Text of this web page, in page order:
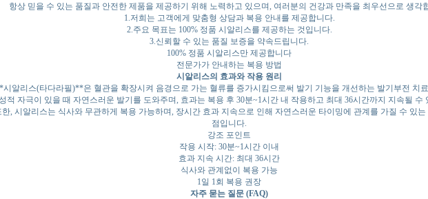
항상 믿을 수 있는 품질과 안전한 제품을 제공하기 위해 노력하고 있으며, 여러분의 건강과 만족을 최우선으로 생각
1.저희는 고객에게 맞춤형 상담과 복용 안내를 제공합니다.
2.주요 목표는 100% 정품 시알리스를 제공하는 것입니다.
3.신뢰할 수 있는 품질 보증을 약속드립니다.
100% 정품 시알리스만 제공합니다
전문가가 안내하는 복용 방법
시알리스의 효과와 작용 원리
시알리스(타다라필)**은 혈관을 확장시켜 음경으로 가는 혈류를 증가시킴으로써 발기 기능을 개선하는 발기부전 치
성적 자극이 있을 때 자연스러운 발기를 도와주며, 효과는 복용 후 30분~1시간 내 작용하고 최대 36시간까지 지속될 수
한, 시알리스는 식사와 무관하게 복용 가능하며, 장시간 효과 지속으로 인해 자연스러운 타이밍에 관계를 가질 수 있는
점입니다.
강조 포인트
작용 시작: 30분~1시간 이내
효과 지속 시간: 최대 36시간
식사와 관계없이 복용 가능
1일 1회 복용 권장
자주 묻는 질문 (FAQ)